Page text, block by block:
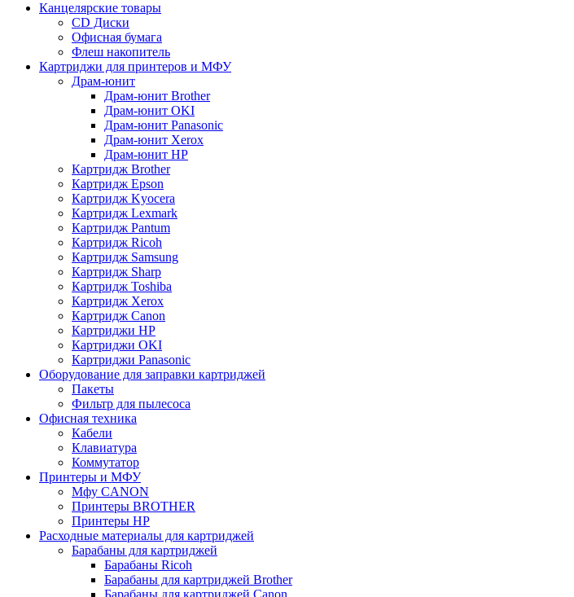
Канцелярские товары
CD Диски
Офисная бумага
Флеш накопитель
Картриджи для принтеров и МФУ
Драм-юнит
Драм-юнит Brother
Драм-юнит OKI
Драм-юнит Panasonic
Драм-юнит Xerox
Драм-юнит НР
Картридж Brother
Картридж Epson
Картридж Kyocera
Картридж Lexmark
Картридж Pantum
Картридж Ricoh
Картридж Samsung
Картридж Sharp
Картридж Toshiba
Картридж Xerox
Картридж Сanon
Картриджи HP
Картриджи OKI
Картриджи Panasonic
Оборудование для заправки картриджей
Пакеты
Фильтр для пылесоса
Офисная техника
Кабели
Клавиатура
Коммутатор
Принтеры и МФУ
Мфу CANON
Принтеры BROTHER
Принтеры HP
Расходные материалы для картриджей
Барабаны для картриджей
Барабаны Ricoh
Барабаны для картриджей Brother